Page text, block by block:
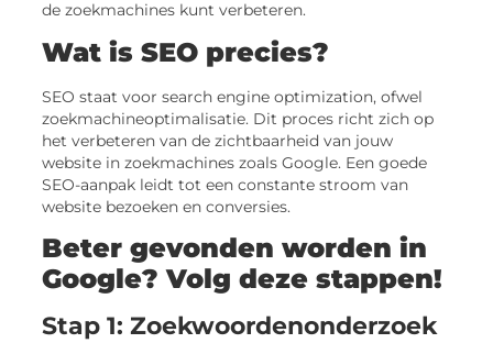
de zoekmachines kunt verbeteren.
Wat is SEO precies?
SEO staat voor search engine optimization, ofwel
zoekmachineoptimalisatie. Dit proces richt zich op
het verbeteren van de zichtbaarheid van jouw
website in zoekmachines zoals Google. Een goede
SEO-aanpak leidt tot een constante stroom van
website bezoeken en conversies.
Beter gevonden worden in
Google? Volg deze stappen!
Stap 1: Zoekwoordenonderzoek